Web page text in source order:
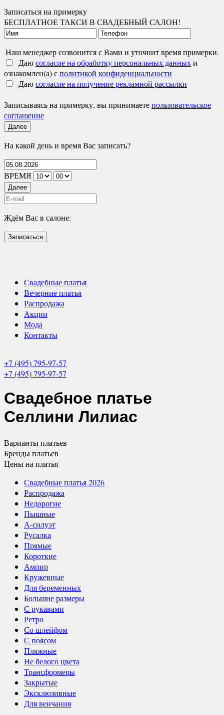
Записаться на примерку
БЕСПЛАТНОЕ ТАКСИ В СВАДЕБНЫЙ САЛОН!
Наш менеджер созвонится с Вами и уточнит время примерки.
Даюсогласие на обработку персональных данныхи
ознакомлен(а) сполитикой конфиденциальности
Даюсогласие на получение рекламной рассылки
Записываясь на примерку, вы принимаетепользовательское
соглашение
Далее
На какой день и время Вас записать?
ВРЕМЯ
Далее
Ждём Вас в салоне:
Записаться
Свадебные платья
Вечерние платья
Распродажа
Акции
Мода
Контакты
+7 (495) 795-97-57
+7 (495) 795-97-57
Свадебное платье
Селлини Лилиас
Вариантыплатьев
Брендыплатьев
Ценына платья
Свадебные платья 2026
Распродажа
Недорогие
Пышные
А-силуэт
Русалка
Прямые
Короткие
Ампир
Кружевные
Для беременных
Большие размеры
С рукавами
Ретро
Со шлейфом
С поясом
Пляжные
Не белого цвета
Трансформеры
Закрытые
Эксклюзивные
Для венчания